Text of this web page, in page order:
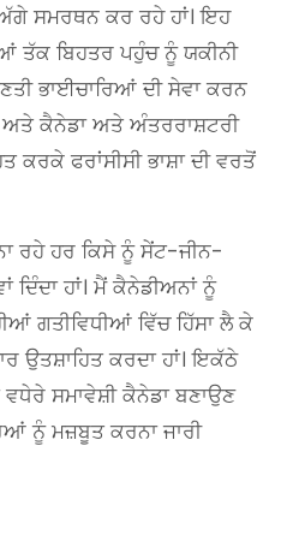
ਸਮਰਥਨ ਕਰ ਰਹੇ ਹਾਂ। ਇਹ
ਤੱਕ ਬਿਹਤਰ ਪਹੁੰਚ ਨੂੰ ਯਕੀਨੀ
ਭਾਈਚਾਰਿਆਂ ਦੀ ਸੇਵਾ ਕਰਨ
ਅਤੇ ਕੈਨੇਡਾ ਅਤੇ ਅੰਤਰਰਾਸ਼ਟਰੀ
ਕਰਕੇ ਫਰਾਂਸੀਸੀ ਭਾਸ਼ਾ ਦੀ ਵਰਤੋਂ
ਰਹੇ ਹਰ ਕਿਸੇ ਨੂੰ ਸੇਂਟ-ਜੀਨ-
ਦਿੰਦਾ ਹਾਂ। ਮੈਂ ਕੈਨੇਡੀਅਨਾਂ ਨੂੰ
ਗਤੀਵਿਧੀਆਂ ਵਿੱਚ ਹਿੱਸਾ ਲੈ ਕੇ
ਉਤਸ਼ਾਹਿਤ ਕਰਦਾ ਹਾਂ। ਇਕੱਠੇ
ਸਮਾਵੇਸ਼ੀ ਕੈਨੇਡਾ ਬਣਾਉਣ
ਨੂੰ ਮਜ਼ਬੂਤ ​​ਕਰਨਾ ਜਾਰੀ